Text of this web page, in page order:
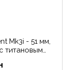
Mk3i - 51 мм,
титановым